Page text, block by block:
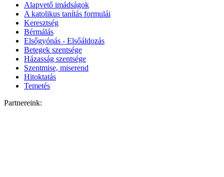
Alapvető imádságok
A katolikus tanítás formulái
Keresztség
Bérmálás
Elsőgyónás - Elsőáldozás
Betegek szentsége
Házasság szentsége
Szentmise, miserend
Hitoktatás
Temetés
Partnereink: